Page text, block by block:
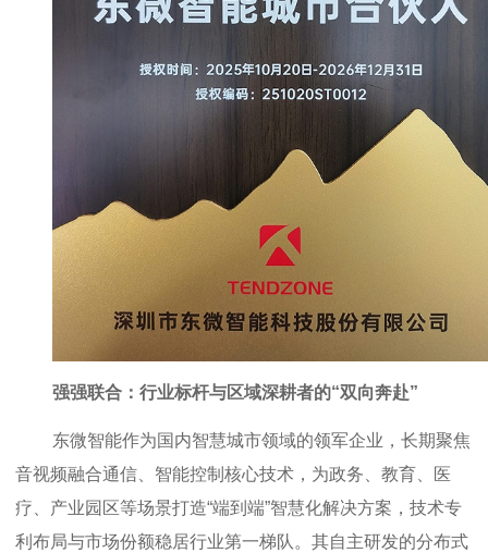
强强联合：行业标杆与区域深耕者的“双向奔赴”
东微智能作为国内智慧城市领域的领军企业，长期聚焦
音视频融合通信、智能控制核心技术，为政务、教育、医
疗、产业园区等场景打造“端到端”智慧化解决方案，技术专
利布局与市场份额稳居行业第一梯队。其自主研发的分布式